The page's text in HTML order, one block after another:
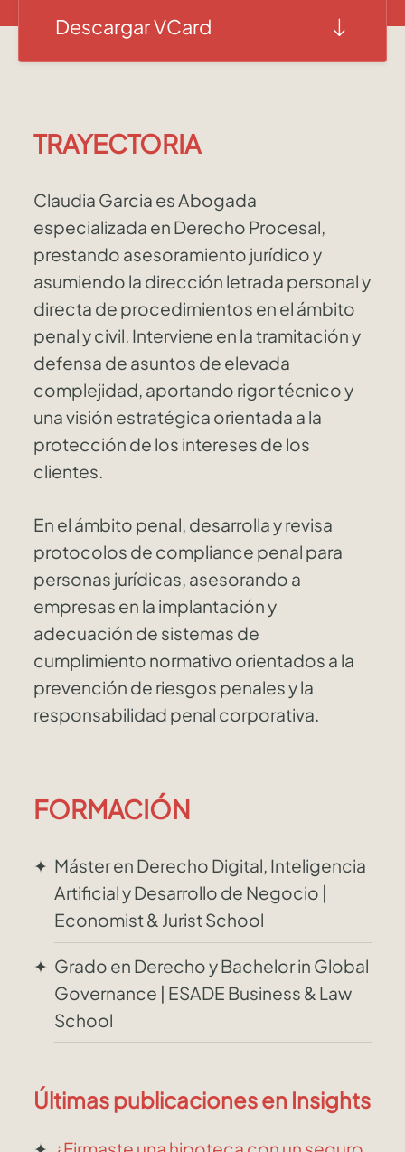
Descargar VCard
TRAYECTORIA
Claudia Garcia es Abogada
especializada en Derecho Procesal,
prestando asesoramiento jurídico y
asumiendo la dirección letrada personal y
directa de procedimientos en el ámbito
penal y civil. Interviene en la tramitación y
defensa de asuntos de elevada
complejidad, aportando rigor técnico y
una visión estratégica orientada a la
protección de los intereses de los
clientes.
En el ámbito penal, desarrolla y revisa
protocolos de compliance penal para
personas jurídicas, asesorando a
empresas en la implantación y
adecuación de sistemas de
cumplimiento normativo orientados a la
prevención de riesgos penales y la
responsabilidad penal corporativa.
FORMACIÓN
Máster en Derecho Digital, Inteligencia
Artificial y Desarrollo de Negocio |
Economist & Jurist School
Grado en Derecho y Bachelor in Global
Governance | ESADE Business & Law
School
Últimas publicaciones en Insights